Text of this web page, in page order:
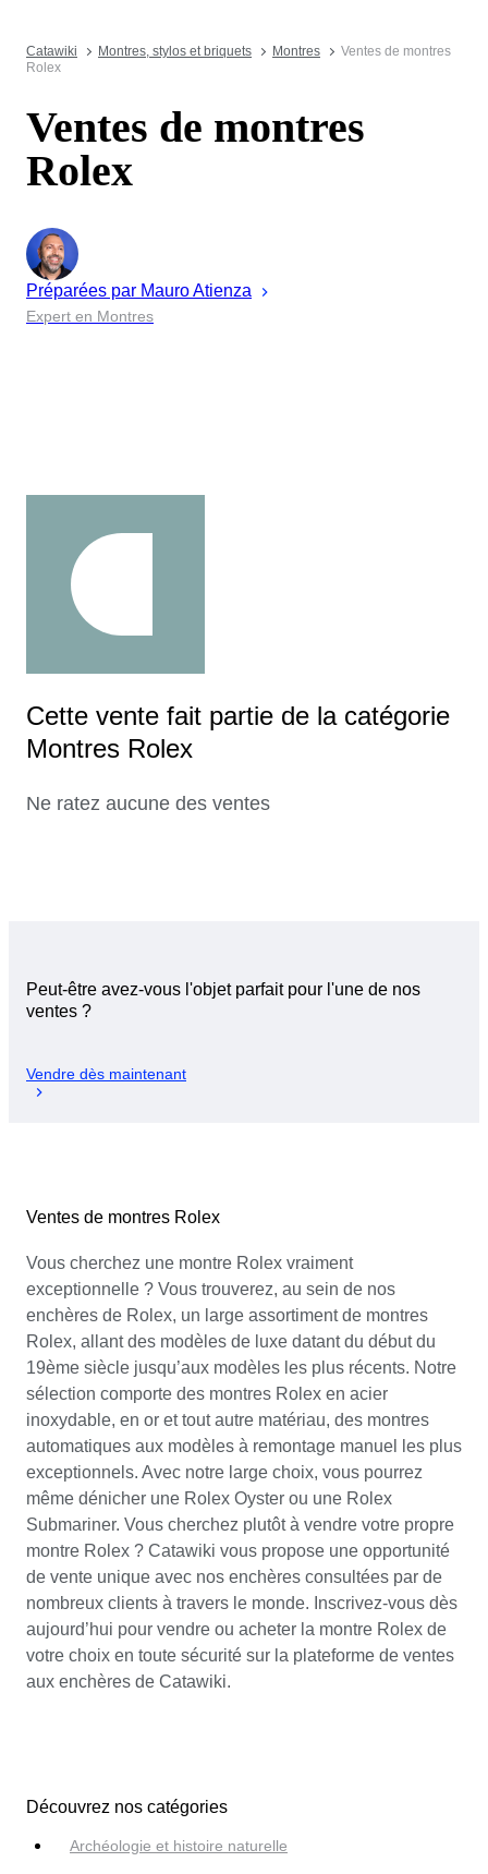
Catawiki Montres, stylos et briquets Montres
Ventes de montres
Rolex
Ventes de montres
Rolex
Préparées par MauroAtienza
Expert en Montres
Cette vente fait partie de la catégorie
Montres Rolex
Ne ratez aucune des ventes
Peut-être avez-vous l'objet parfait pour l'une de nos
ventes ?
Vendre dès maintenant
Ventes de montres Rolex
Vous cherchez une montre Rolex vraiment
exceptionnelle ? Vous trouverez, au sein de nos
enchères de Rolex, un large assortiment de montres
Rolex, allant des modèles de luxe datant du début du
19ème siècle jusqu’aux modèles les plus récents. Notre
sélection comporte des montres Rolex en acier
inoxydable, en or et tout autre matériau, des montres
automatiques aux modèles à remontage manuel les plus
exceptionnels. Avec notre large choix, vous pourrez
même dénicher une Rolex Oyster ou une Rolex
Submariner. Vous cherchez plutôt à vendre votre propre
montre Rolex ? Catawiki vous propose une opportunité
de vente unique avec nos enchères consultées par de
nombreux clients à travers le monde. Inscrivez-vous dès
aujourd’hui pour vendre ou acheter la montre Rolex de
votre choix en toute sécurité sur la plateforme de ventes
aux enchères de Catawiki.
Découvrez nos catégories
Archéologie et histoire naturelle